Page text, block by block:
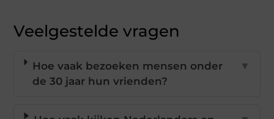
Veelgestelde vragen
Hoe vaak bezoeken mensen onder
de 30 jaar hun vrienden?
▼